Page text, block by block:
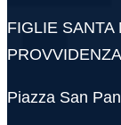
FIGLIE SANTA
PROVVIDENZA
Piazza San